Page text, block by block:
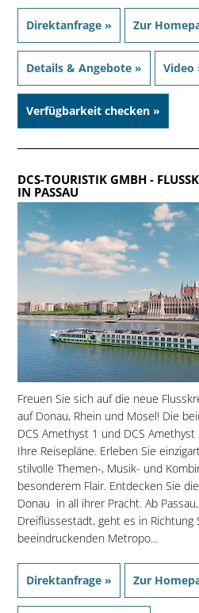
Direktanfrage » Zur
Details & Angebote » Video
Verfügbarkeit checken »
DCS-TOURISTIK GMBH -
IN PASSAU
Freuen Sie sich auf die neue
auf Donau, Rhein und Mosel! Die
DCS Amethyst 1 und DCS
Ihre Reisepläne. Erleben Sie
stilvolle Themen-, Musik- und
besonderem Flair. Entdecken Sie
Donau  in all ihrer Pracht. Ab
Dreiflüssestadt, geht es in Richtung
beeindruckenden Metropo...
Direktanfrage » Zur